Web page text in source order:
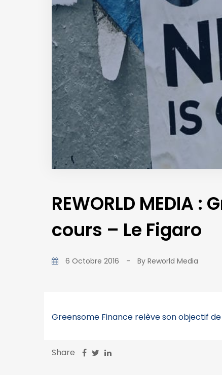
REWORLD MEDIA
cours – Le Figaro
6 Octobre 2016 - By Reworld Media
Greensome Finance relève son objectif
Share